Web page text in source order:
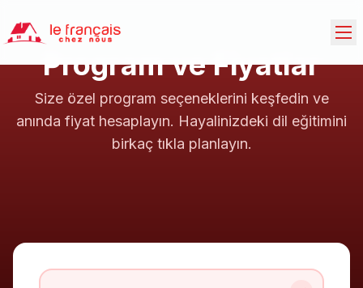
Program ve Fiyatlar
Size özel program seçeneklerini keşfedin ve
anında fiyat hesaplayın. Hayalinizdeki dil eğitimini
birkaç tıkla planlayın.